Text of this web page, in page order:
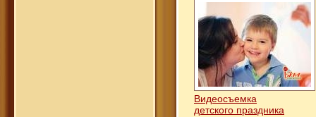
Видеосъемка
детского праздника